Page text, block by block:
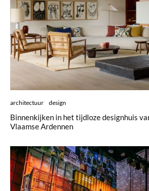
architectuur design
Binnenkijken in het tijdloze designhuis
Vlaamse Ardennen